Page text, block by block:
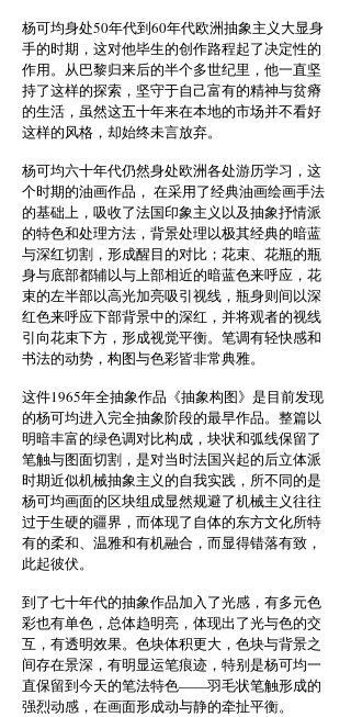
杨可均身处50年代到60年代欧洲抽象主义大显身
手的时期，这对他毕生的创作路程起了决定性的
作用。从巴黎归来后的半个多世纪里，他一直坚
持了这样的探索，坚守于自己富有的精神与贫瘠
的生活，虽然这五十年来在本地的市场并不看好
这样的风格，却始终未言放弃。
杨可均六十年代仍然身处欧洲各处游历学习，这
个时期的油画作品， 在采用了经典油画绘画手法
的基础上，吸收了法国印象主义以及抽象抒情派
的特色和处理方法，背景处理以极其经典的暗蓝
与深红切割，形成醒目的对比；花束、花瓶的瓶
身与底部都辅以与上部相近的暗蓝色来呼应，花
束的左半部以高光加亮吸引视线，瓶身则间以深
红色来呼应下部背景中的深红，并将观者的视线
引向花束下方，形成视觉平衡。笔调有轻快感和
书法的动势，构图与色彩皆非常典雅。
这件1965年全抽象作品《抽象构图》是目前发现
的杨可均进入完全抽象阶段的最早作品。整篇以
明暗丰富的绿色调对比构成，块状和弧线保留了
笔触与图面切割，是对当时法国兴起的后立体派
时期近似机械抽象主义的自我实践，所不同的是
杨可均画面的区块组成显然规避了机械主义往往
过于生硬的疆界，而体现了自体的东方文化所特
有的柔和、温雅和有机融合，而显得错落有致，
此起彼伏。
到了七十年代的抽象作品加入了光感，有多元色
彩也有单色，总体趋明亮，体现出了光与色的交
互，有透明效果。色块体积更大，色块与背景之
间存在景深，有明显运笔痕迹，特别是杨可均一
直保留到今天的笔法特色——羽毛状笔触形成的
强烈动感，在画面形成动与静的牵扯平衡。